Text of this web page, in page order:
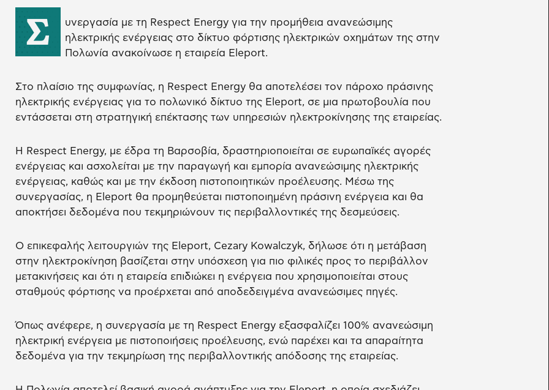
Σ
υνεργασία με τη Respect Energy για την προμήθεια ανανεώσιμης
ηλεκτρικής ενέργειας στο δίκτυο φόρτισης ηλεκτρικών οχημάτων της στην
Πολωνία ανακοίνωσε η εταιρεία Eleport.
Στο πλαίσιο της συμφωνίας, η Respect Energy θα αποτελέσει τον πάροχο πράσινης
ηλεκτρικής ενέργειας για το πολωνικό δίκτυο της Eleport, σε μια πρωτοβουλία που
εντάσσεται στη στρατηγική επέκτασης των υπηρεσιών ηλεκτροκίνησης της εταιρείας.
Η Respect Energy, με έδρα τη Βαρσοβία, δραστηριοποιείται σε ευρωπαϊκές αγορές
ενέργειας και ασχολείται με την παραγωγή και εμπορία ανανεώσιμης ηλεκτρικής
ενέργειας, καθώς και με την έκδοση πιστοποιητικών προέλευσης. Μέσω της
συνεργασίας, η Eleport θα προμηθεύεται πιστοποιημένη πράσινη ενέργεια και θα
αποκτήσει δεδομένα που τεκμηριώνουν τις περιβαλλοντικές της δεσμεύσεις.
Ο επικεφαλής λειτουργιών της Eleport, Cezary Kowalczyk, δήλωσε ότι η μετάβαση
στην ηλεκτροκίνηση βασίζεται στην υπόσχεση για πιο φιλικές προς το περιβάλλον
μετακινήσεις και ότι η εταιρεία επιδιώκει η ενέργεια που χρησιμοποιείται στους
σταθμούς φόρτισης να προέρχεται από αποδεδειγμένα ανανεώσιμες πηγές.
Όπως ανέφερε, η συνεργασία με τη Respect Energy εξασφαλίζει 100% ανανεώσιμη
ηλεκτρική ενέργεια με πιστοποιήσεις προέλευσης, ενώ παρέχει και τα απαραίτητα
δεδομένα για την τεκμηρίωση της περιβαλλοντικής απόδοσης της εταιρείας.